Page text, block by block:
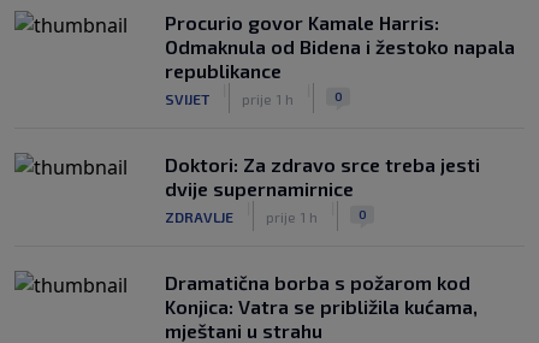
Procurio govor Kamale Harris:
Odmaknula od Bidena i žestoko napala
republikance
SVIJET prije 1 h 0
Doktori: Za zdravo srce treba jesti
dvije supernamirnice
ZDRAVLJE prije 1 h 0
Dramatična borba s požarom kod
Konjica: Vatra se približila kućama,
mještani u strahu